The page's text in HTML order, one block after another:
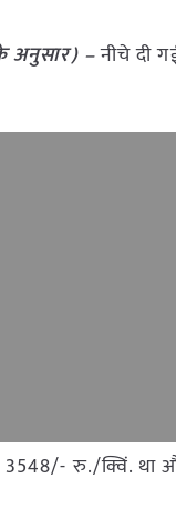
अनुसार) –नीचे दी
3548/- रु./क्विं.